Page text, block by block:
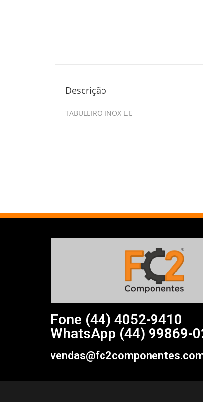
Descrição
TABULEIRO INOX L.E
Fone (44) 4052-9410
WhatsApp (44) 99869-